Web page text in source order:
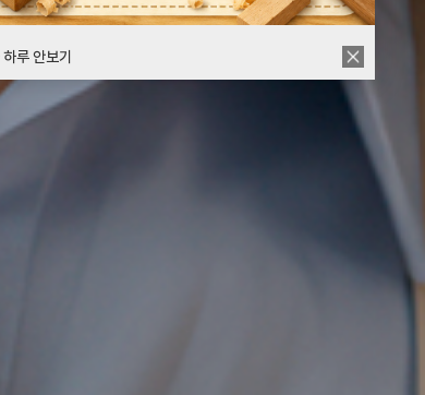
하루 안보기